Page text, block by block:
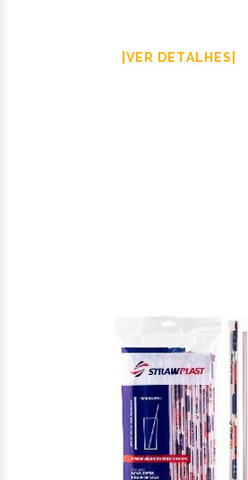
|VER DETALHES|